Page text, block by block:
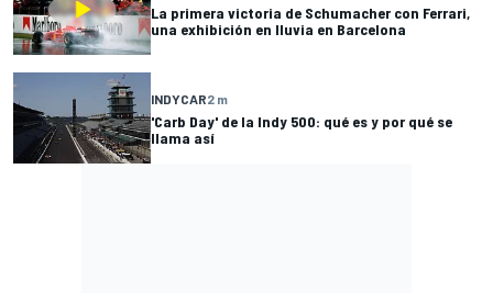
La primera victoria de Schumacher con Ferrari,
una exhibición en lluvia en Barcelona
INDYCAR2 m
'Carb Day' de la Indy 500: qué es y por qué se
llama así